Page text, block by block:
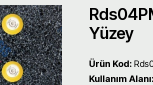
Yüzey
Ürün Kod:
Kullanım Alanı: